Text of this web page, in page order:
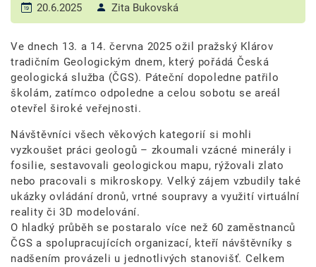
20.6.2025 Zita Bukovská
Ve dnech 13. a 14. června 2025 ožil pražský Klárov
tradičním Geologickým dnem, který pořádá Česká
geologická služba (ČGS). Páteční dopoledne patřilo
školám, zatímco odpoledne a celou sobotu se areál
otevřel široké veřejnosti.
Návštěvníci všech věkových kategorií si mohli
vyzkoušet práci geologů – zkoumali vzácné minerály i
fosilie, sestavovali geologickou mapu, rýžovali zlato
nebo pracovali s mikroskopy. Velký zájem vzbudily také
ukázky ovládání dronů, vrtné soupravy a využití virtuální
reality či 3D modelování.
O hladký průběh se postaralo více než 60 zaměstnanců
ČGS a spolupracujících organizací, kteří návštěvníky s
nadšením provázeli u jednotlivých stanovišť. Celkem